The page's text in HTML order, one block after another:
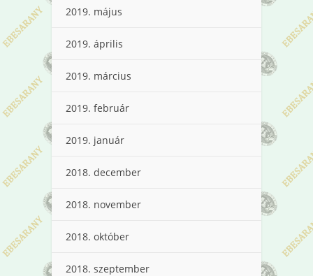
2019. május
2019. április
2019. március
2019. február
2019. január
2018. december
2018. november
2018. október
2018. szeptember